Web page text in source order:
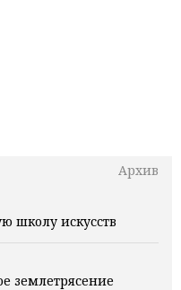
Архив
школу искусств
землетрясение